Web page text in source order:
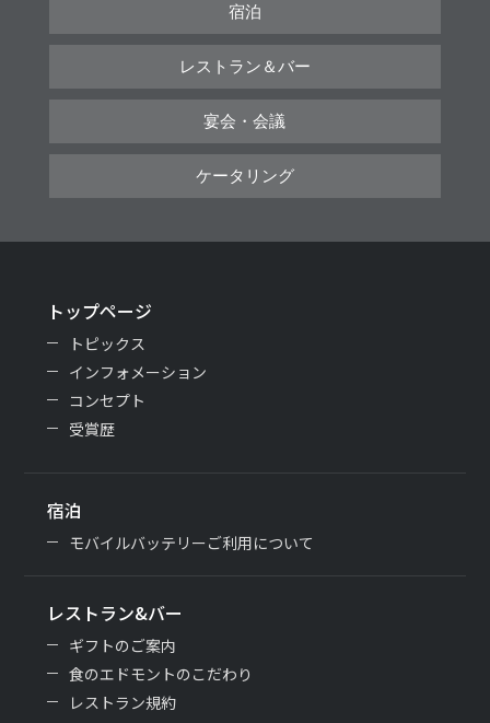
宿泊
レストラン＆バー
宴会・会議
ケータリング
トップページ
トピックス
インフォメーション
コンセプト
受賞歴
宿泊
モバイルバッテリーご利用について
レストラン&バー
ギフトのご案内
食のエドモントのこだわり
レストラン規約